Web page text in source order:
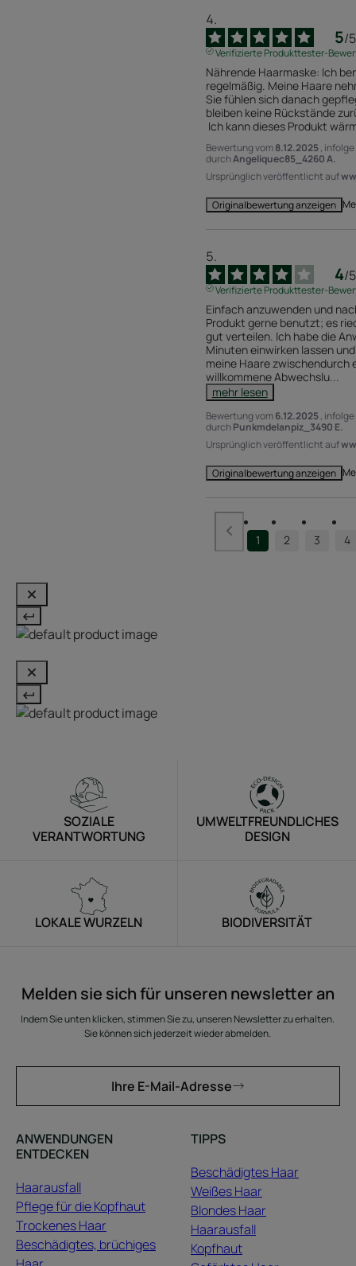
5/5
Verifizierte Produkttester-
Nährende Haarmaske: Ich
regelmäßig. Meine Haare
Sie fühlen sich danach
bleiben keine Rückstände
Ich kann dieses Produkt
Bewertung vom8.12.2025,
durchAngeliquec85_4260 A.
Ursprünglich veröffentlicht auf
Originalbewertung anzeigen
4/5
Verifizierte Produkttester-
Einfach anzuwenden und
Produkt gerne benutzt; es
gut verteilen. Ich habe die
Minuten einwirken lassen
meine Haare zwischendurch
willkommene Abwechslu...
mehr lesen
Bewertung vom6.12.2025,
durchPunkmdelanpiz_3490 E.
Ursprünglich veröffentlicht auf
Originalbewertung anzeigen
1 2 3 4
SOZIALE
VERANTWORTUNG
UMWELTFREUNDLICHES
DESIGN
LOKALE WURZELN BIODIVERSITÄT
Melden sie sich für unseren newsletter an
Indem Sie unten klicken, stimmen Sie zu, unseren Newsletter zu erhalten.
Sie können sich jederzeit wieder abmelden.
Ihre E-Mail-Adresse
ANWENDUNGEN
ENTDECKEN
Haarausfall
Pflege für die Kopfhaut
Trockenes Haar
Beschädigtes, brüchiges
TIPPS
Beschädigtes Haar
Weißes Haar
Blondes Haar
Haarausfall
Kopfhaut